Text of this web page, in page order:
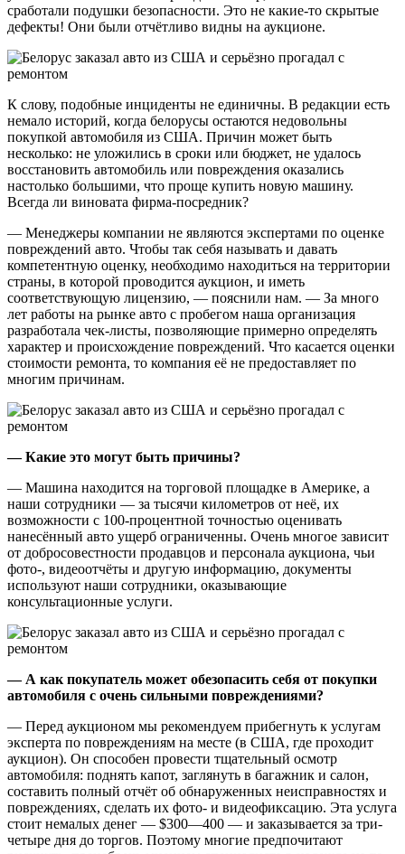
сработали подушки безопасности. Это не какие-то скрытые
дефекты! Они были отчётливо видны на аукционе.
К слову, подобные инциденты не единичны. В редакции есть
немало историй, когда белорусы остаются недовольны
покупкой автомобиля из США. Причин может быть
несколько: не уложились в сроки или бюджет, не удалось
восстановить автомобиль или повреждения оказались
настолько большими, что проще купить новую машину.
Всегда ли виновата фирма-посредник?
— Менеджеры компании не являются экспертами по оценке
повреждений авто. Чтобы так себя называть и давать
компетентную оценку, необходимо находиться на территории
страны, в которой проводится аукцион, и иметь
соответствующую лицензию, — пояснили нам. — За много
лет работы на рынке авто с пробегом наша организация
разработала чек-листы, позволяющие примерно определять
характер и происхождение повреждений. Что касается оценки
стоимости ремонта, то компания её не предоставляет по
многим причинам.
— Какие это могут быть причины?
— Машина находится на торговой площадке в Америке, а
наши сотрудники — за тысячи километров от неё, их
возможности с 100-процентной точностью оценивать
нанесённый авто ущерб ограниченны. Очень многое зависит
от добросовестности продавцов и персонала аукциона, чьи
фото-, видеоотчёты и другую информацию, документы
используют наши сотрудники, оказывающие
консультационные услуги.
— А как покупатель может обезопасить себя от покупки
автомобиля с очень сильными повреждениями?
— Перед аукционом мы рекомендуем прибегнуть к услугам
эксперта по повреждениям на месте (в США, где проходит
аукцион). Он способен провести тщательный осмотр
автомобиля: поднять капот, заглянуть в багажник и салон,
составить полный отчёт об обнаруженных неисправностях и
повреждениях, сделать их фото- и видеофиксацию. Эта услуга
стоит немалых денег — $300—400 — и заказывается за три-
четыре дня до торгов. Поэтому многие предпочитают